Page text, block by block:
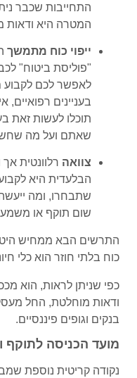
התחייבות שכבר
המטרה היא ודאות
ייפוי כוח מתמשך
"פוליסת ביטוח"
לאפשר לכם לקבוע
בעניינים רפואיים,
תוכלו לעשות זאת
שאתם ועל מה
צוואה
הבלעדית היא
שתבחרו, ומה
שום תוקף או
התרשים הבא ממחיש
כוח בלתי חוזר הוא כלי
כפי שניתן לראות, הוא
ודאות מוחלטת, החל
בנקים וגופים פיננסיים.
מועד הכניסה לתוקף
נקודה קריטית נוספת